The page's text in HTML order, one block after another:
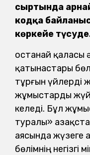
сыртында
кодқа
көркейе
Қостанай қаласы
қатынастары
тұрғын үйлерді
жұмыстарды
келеді. Бұл
туралы»
аясында жүзеге
бөлімнің негізгі